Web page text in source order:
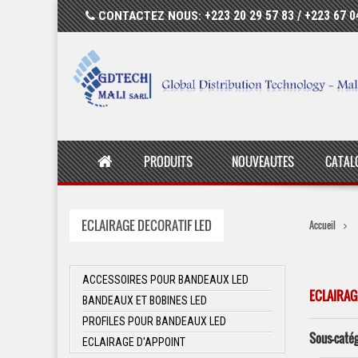
CONTACTEZ NOUS:+223 20 29 57 83 / +223 67
PRODUITS NOUVEAUTES
ECLAIRAGE DECORATIF LED
ACCESSOIRES POUR BANDEAUX LED
BANDEAUX ET BOBINES LED
PROFILES POUR BANDEAUX LED
ECLAIRAGE D'APPOINT
Accueil
Sous-